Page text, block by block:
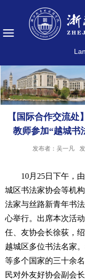
【国际合作交流
教师参加“越城书
发布者：吴一凡
10月25日下午，
城区书法家协会等机
法家与丝路新青年书
心举行。出席本次活
任、友协会长徐荻，
越城区多位书法名家
等多个国家的三十余
民对外友好协会副会长